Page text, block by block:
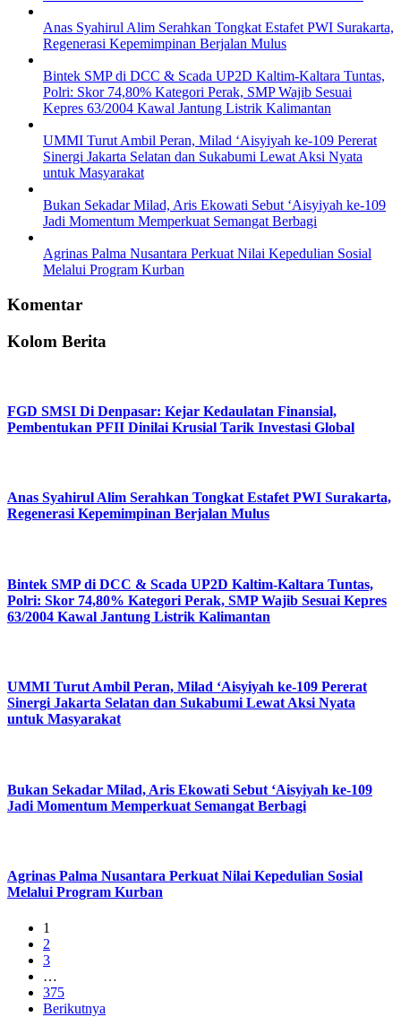
Anas Syahirul Alim Serahkan Tongkat Estafet PWI Surakarta,
Regenerasi Kepemimpinan Berjalan Mulus
Bintek SMP di DCC & Scada UP2D Kaltim-Kaltara Tuntas,
Polri: Skor 74,80% Kategori Perak, SMP Wajib Sesuai
Kepres 63/2004 Kawal Jantung Listrik Kalimantan
UMMI Turut Ambil Peran, Milad ‘Aisyiyah ke-109 Pererat
Sinergi Jakarta Selatan dan Sukabumi Lewat Aksi Nyata
untuk Masyarakat
Bukan Sekadar Milad, Aris Ekowati Sebut ‘Aisyiyah ke-109
Jadi Momentum Memperkuat Semangat Berbagi
Agrinas Palma Nusantara Perkuat Nilai Kepedulian Sosial
Melalui Program Kurban
Komentar
Kolom Berita
FGD SMSI Di Denpasar: Kejar Kedaulatan Finansial,
Pembentukan PFII Dinilai Krusial Tarik Investasi Global
Anas Syahirul Alim Serahkan Tongkat Estafet PWI Surakarta,
Regenerasi Kepemimpinan Berjalan Mulus
Bintek SMP di DCC & Scada UP2D Kaltim-Kaltara Tuntas,
Polri: Skor 74,80% Kategori Perak, SMP Wajib Sesuai Kepres
63/2004 Kawal Jantung Listrik Kalimantan
UMMI Turut Ambil Peran, Milad ‘Aisyiyah ke-109 Pererat
Sinergi Jakarta Selatan dan Sukabumi Lewat Aksi Nyata
untuk Masyarakat
Bukan Sekadar Milad, Aris Ekowati Sebut ‘Aisyiyah ke-109
Jadi Momentum Memperkuat Semangat Berbagi
Agrinas Palma Nusantara Perkuat Nilai Kepedulian Sosial
Melalui Program Kurban
1
2
3
…
375
Berikutnya